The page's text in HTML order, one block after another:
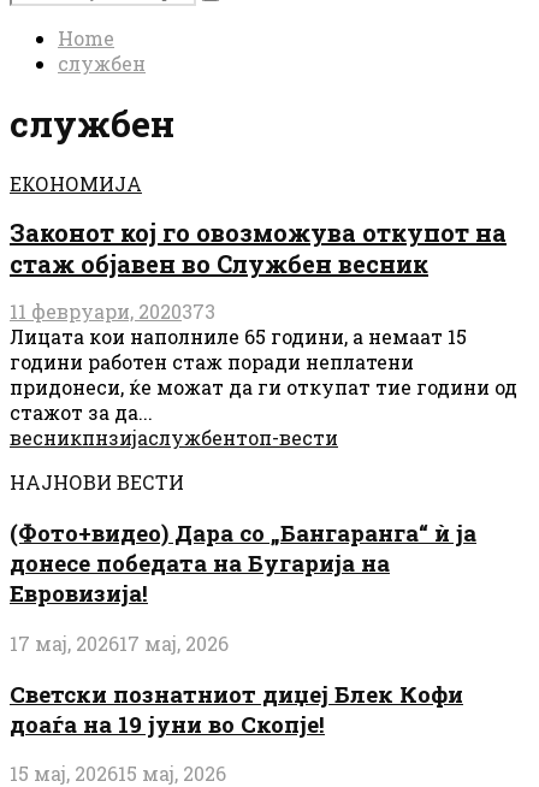
for:
Search
Home
службен
службен
ЕКОНОМИЈА
Законот кој го овозможува откупот на
стаж објавен во Службен весник
11 февруари, 2020373
Лицата кои наполниле 65 години, а немаат 15
години работен стаж поради неплатени
придонеси, ќе можат да ги откупат тие години од
стажот за да...
весникпнзијаслужбентоп-вести
НАЈНОВИ ВЕСТИ
(Фото+видео) Дара со „Бангаранга“ ѝ ја
донесе победата на Бугарија на
Евровизија!
17 мај, 202617 мај, 2026
Светски познатниот диџеј Блек Кофи
доаѓа на 19 јуни во Скопје!
15 мај, 202615 мај, 2026